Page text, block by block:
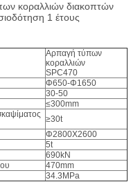
κοραλλιών διακοπτών
1 έτους
Αρπαγή τύπων
κοραλλιών
SPC470
Φ650-Φ1650
30-50
≤300mm
≥30t
Φ2800X2600
5t
690kN
470mm
34.3MPa